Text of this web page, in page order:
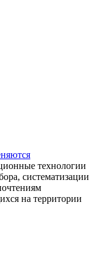
технологии
систематизации
на территории